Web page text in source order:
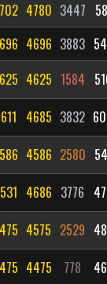
4780 3447
4696 3883
4625 1584
4685 3832
4586 2580
4686 3776
4575 2529
4475 778